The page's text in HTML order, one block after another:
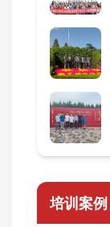
培训案例